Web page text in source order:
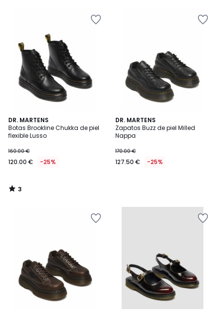
DR. MARTENS
Botas Brookline Chukka de piel
flexible Lusso
160.00 €
120.00 € -25%
3
/
5
3
/
DR. MARTENS
Zapatos Buzz de piel Milled
Nappa
170.00 €
127.50 € -25%